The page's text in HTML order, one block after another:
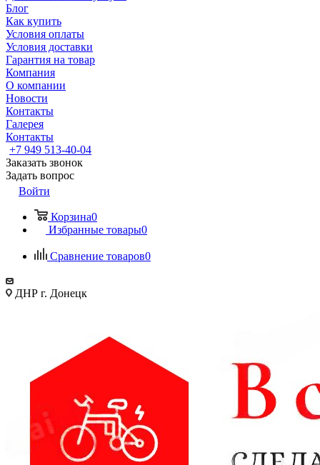
Блог
Как купить
Условия оплаты
Условия доставки
Гарантия на товар
Компания
О компании
Новости
Контакты
Галерея
Контакты
+7 949 513-40-04
Заказать звонок
Задать вопрос
Войти
Корзина0
Избранные товары0
Сравнение товаров0
ДНР г. Донецк